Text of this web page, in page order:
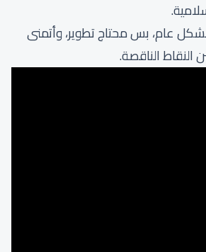
بشكل عام، بس محتاج تطوير، وأتمنى
الناقصة.